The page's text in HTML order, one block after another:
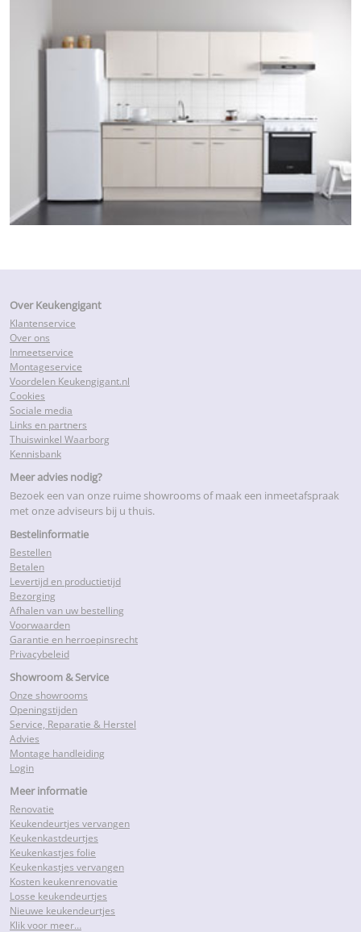
Over Keukengigant
Klantenservice
Over ons
Inmeetservice
Montageservice
Voordelen Keukengigant.nl
Cookies
Sociale media
Links en partners
Thuiswinkel Waarborg
Kennisbank
Meer advies nodig?
Bezoek een van onze ruime showrooms of maak een inmeetafspraak
met onze adviseurs bij u thuis.
Bestelinformatie
Bestellen
Betalen
Levertijd en productietijd
Bezorging
Afhalen van uw bestelling
Voorwaarden
Garantie en herroepinsrecht
Privacybeleid
Showroom & Service
Onze showrooms
Openingstijden
Service, Reparatie & Herstel
Advies
Montage handleiding
Login
Meer informatie
Renovatie
Keukendeurtjes vervangen
Keukenkastdeurtjes
Keukenkastjes folie
Keukenkastjes vervangen
Kosten keukenrenovatie
Losse keukendeurtjes
Nieuwe keukendeurtjes
Klik voor meer…